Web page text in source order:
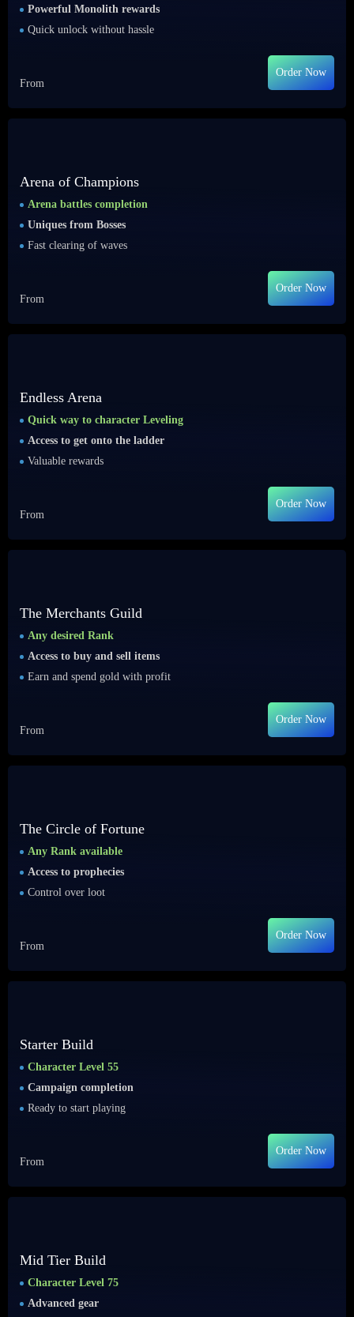
Powerful Monolith rewards
Quick unlock without hassle
From
Order Now
Arena of Champions
Arena battles completion
Uniques from Bosses
Fast clearing of waves
From
Order Now
Endless Arena
Quick way to character Leveling
Access to get onto the ladder
Valuable rewards
From
Order Now
The Merchants Guild
Any desired Rank
Access to buy and sell items
Earn and spend gold with profit
From
Order Now
The Circle of Fortune
Any Rank available
Access to prophecies
Control over loot
From
Order Now
Starter Build
Character Level 55
Campaign completion
Ready to start playing
From
Order Now
Mid Tier Build
Character Level 75
Advanced gear